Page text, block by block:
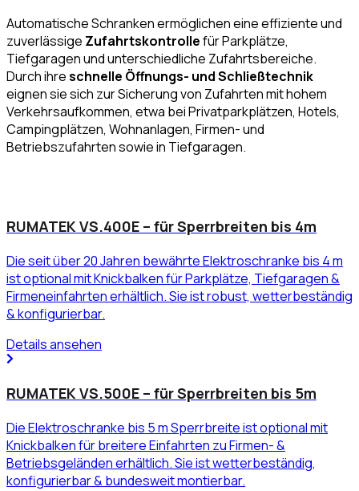
Automatische Schranken ermöglichen eine effiziente und
zuverlässige Zufahrtskontrollefür Parkplätze,
Tiefgaragen und unterschiedliche Zufahrtsbereiche.
Durch ihreschnelle Öffnungs- und Schließtechnik
eignen sie sich zur Sicherung von Zufahrten mit hohem
Verkehrsaufkommen, etwa bei Privatparkplätzen, Hotels,
Campingplätzen, Wohnanlagen, Firmen- und
Betriebszufahrten sowie in Tiefgaragen.
RUMATEK VS.400E – für Sperrbreiten bis 4m
Die seit über 20 Jahren bewährte Elektroschranke bis 4 m
ist optional mit Knickbalken für Parkplätze, Tiefgaragen &
Firmeneinfahrten erhältlich. Sie ist robust, wetterbeständig
& konfigurierbar.
Details ansehen
RUMATEK VS.500E – für Sperrbreiten bis 5m
Die Elektroschranke bis 5 m Sperrbreite ist optional mit
Knickbalken für breitere Einfahrten zu Firmen- &
Betriebsgeländen erhältlich. Sie ist wetterbeständig,
konfigurierbar & bundesweit montierbar.